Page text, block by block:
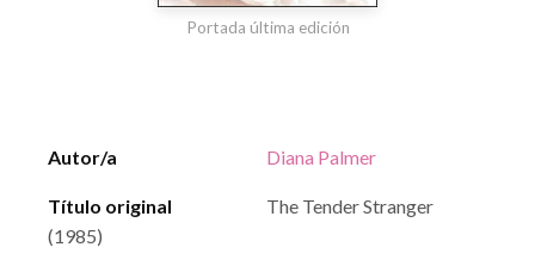
Autor/a Diana Palmer
Título original
The Tender Stranger
(1985)
Portada última edición